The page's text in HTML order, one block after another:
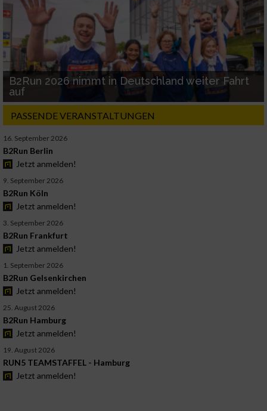
B2Run 2026 nimmt in Deutschland weiter Fahrt
auf
PASSENDE VERANSTALTUNGEN
16. September 2026
B2Run Berlin
Jetzt anmelden!
9. September 2026
B2Run Köln
Jetzt anmelden!
3. September 2026
B2Run Frankfurt
Jetzt anmelden!
1. September 2026
B2Run Gelsenkirchen
Jetzt anmelden!
25. August 2026
B2Run Hamburg
Jetzt anmelden!
19. August 2026
RUN5 TEAMSTAFFEL - Hamburg
Jetzt anmelden!